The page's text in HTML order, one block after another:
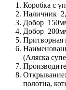
Коробка с
Наличник
Добор
Добор
Притворная
(Аляска
Открывание:
полотна,